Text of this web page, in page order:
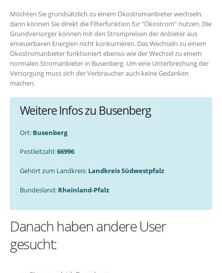
Möchten Sie grundsätzlich zu einem Ökostromanbieter wechseln,
dann können Sie direkt die Filterfunktion für “Ökostrom” nutzen. Die
Grundversorger können mit den Strompreisen der Anbieter aus
erneuerbaren Energien nicht konkurrieren. Das Wechseln zu einem
Ökostromanbieter funktioniert ebenso wie der Wechsel zu einem
normalen Stromanbieter in Busenberg. Um eine Unterbrechung der
Versorgung muss sich der Verbraucher auch keine Gedanken
machen.
Weitere Infos zu Busenberg
Ort: Busenberg
Postleitzahl:66996
Gehört zum Landkreis: Landkreis Südwestpfalz
Bundesland: Rheinland-Pfalz
Danach haben andere User
gesucht: